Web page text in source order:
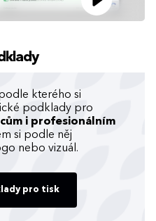
kterého si
podklady pro
i profesionálním
si podle něj
nebo vizuál.
pro tisk